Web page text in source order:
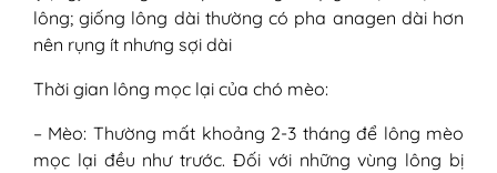
lông; giống lông dài thường có pha anagen dài hơn
nên rụng ít nhưng sợi dài
Thời gian lông mọc lại của chó mèo:
– Mèo: Thường mất khoảng 2-3 tháng để lông mèo
mọc lại đều như trước. Đối với những vùng lông bị